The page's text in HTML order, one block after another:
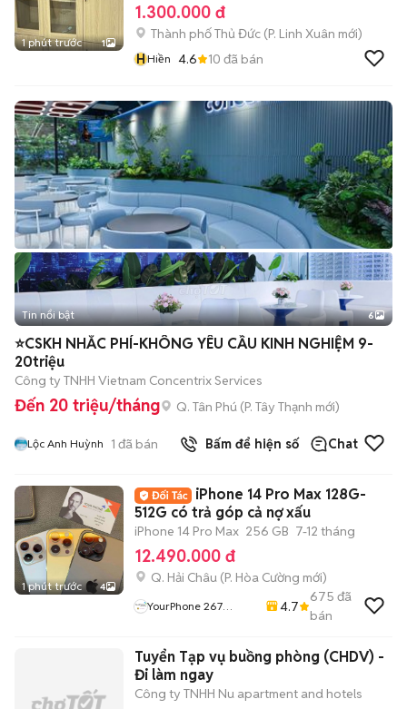
1 phút trước 1
1.300.000 đ
Thành phố Thủ Đức (P. Linh Xuân mới)
HHiền 4.6 10 đã bán
+2
Tin nổi bật 6
⭐CSKH NHẮC PHÍ-KHÔNG YÊU CẦU KINH NGHIỆM 9-
20triệu
Công ty TNHH Vietnam Concentrix Services
Đến 20 triệu/tháng Q. Tân Phú (P. Tây Thạnh mới)
Lộc Anh Huỳnh 1 đã bán Bấm để hiện số Chat
1 phút trước 4
iPhone 14 Pro Max 128G-
512G có trả góp cả nợ xấu
iPhone 14 Pro Max 256 GB 7-12 tháng
12.490.000 đ
Q. Hải Châu (P. Hòa Cường mới)
YourPhone 267
4.7
675 đã
bán
Tuyển Tạp vụ buồng phòng (CHDV) -
Đi làm ngay
Công ty TNHH Nu apartment and hotels